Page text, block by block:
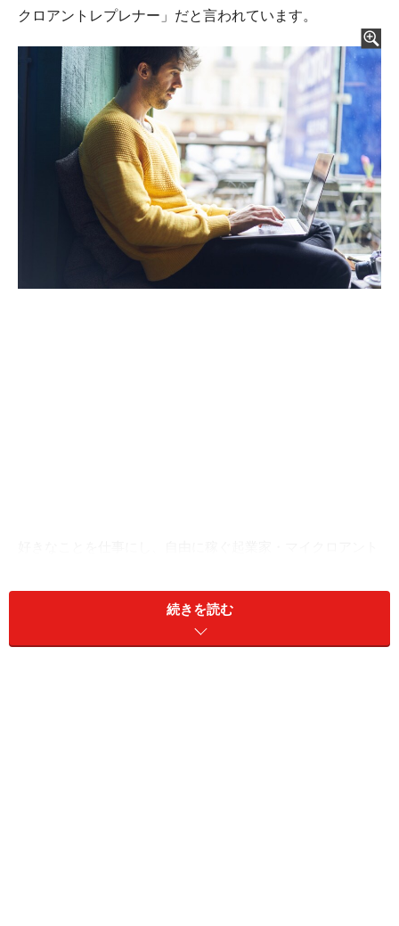
クロアントレプレナー」だと言われています。
組織を大きくして社会に大きなインパクトを与えるよう
な起業家ではなく、好きなことを仕事にして自由に稼ぐ
続きを読む